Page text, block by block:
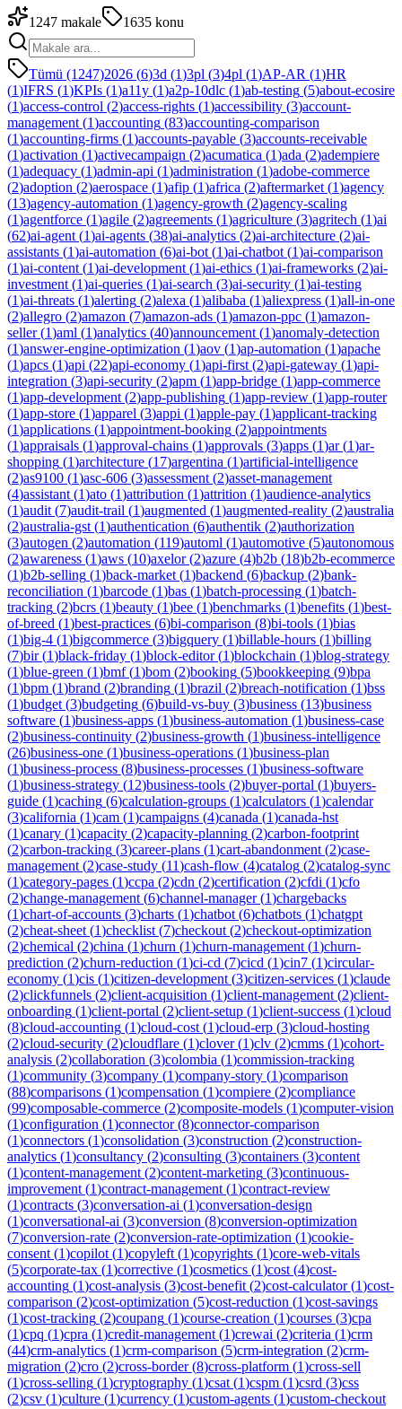
1247 makale 1635 konu
Tümü (1247)2026 (6)3d (1)3pl (3)4pl (1)AP-AR (1)HR
(1)IFRS (1)KPIs (1)a11y (1)a2p-10dlc (1)ab-testing (5)about-ecosire
(1)access-control (2)access-rights (1)accessibility (3)account-
management (1)accounting (83)accounting-comparison
(1)accounting-firms (1)accounts-payable (3)accounts-receivable
(1)activation (1)activecampaign (2)acumatica (1)ada (2)adempiere
(1)adequacy (1)admin-api (1)administration (1)adobe-commerce
(2)adoption (2)aerospace (1)afip (1)africa (2)aftermarket (1)agency
(13)agency-automation (1)agency-growth (2)agency-scaling
(1)agentforce (1)agile (2)agreements (1)agriculture (3)agritech (1)ai
(62)ai-agent (1)ai-agents (38)ai-analytics (2)ai-architecture (2)ai-
assistants (1)ai-automation (6)ai-bot (1)ai-chatbot (1)ai-comparison
(1)ai-content (1)ai-development (1)ai-ethics (1)ai-frameworks (2)ai-
investment (1)ai-queries (1)ai-search (3)ai-security (1)ai-testing
(1)ai-threats (1)alerting (2)alexa (1)alibaba (1)aliexpress (1)all-in-one
(2)allegro (2)amazon (7)amazon-ads (1)amazon-ppc (1)amazon-
seller(1)aml (1)analytics (40)announcement (1)anomaly-detection
(1)answer-engine-optimization (1)aov (1)ap-automation (1)apache
(1)apcs (1)api (22)api-economy (1)api-first (2)api-gateway (1)api-
integration (3)api-security (2)apm (1)app-bridge (1)app-commerce
(1)app-development (2)app-publishing (1)app-review (1)app-router
(1)app-store (1)apparel (3)appi (1)apple-pay (1)applicant-tracking
(1)applications (1)appointment-booking (2)appointments
(1)appraisals (1)approval-chains (1)approvals (3)apps (1)ar(1)ar-
shopping (1)architecture (17)argentina (1)artificial-intelligence
(2)as9100 (1)asc-606 (3)assessment (2)asset-management
(4)assistant (1)ato (1)attribution (1)attrition (1)audience-analytics
(1)audit (7)audit-trail (1)augmented (1)augmented-reality (2)australia
(2)australia-gst (1)authentication (6)authentik (2)authorization
(3)autogen (2)automation (119)automl (1)automotive (5)autonomous
(2)awareness (1)aws (10)axelor(2)azure (4)b2b (18)b2b-ecommerce
(1)b2b-selling (1)back-market (1)backend (6)backup (2)bank-
reconciliation (1)barcode (1)bas (1)batch-processing (1)batch-
tracking (2)bcrs (1)beauty (1)bee (1)benchmarks (1)benefits (1)best-
of-breed (1)best-practices (6)bi-comparison (8)bi-tools (1)bias
(1)big-4 (1)bigcommerce (3)bigquery (1)billable-hours (1)billing
(7)bir(1)black-friday (1)block-editor(1)blockchain (1)blog-strategy
(1)blue-green (1)bmf(1)bom (2)booking (5)bookkeeping (9)bpa
(1)bpm (1)brand (2)branding (1)brazil (2)breach-notification (1)bss
(1)budget (3)budgeting (6)build-vs-buy (3)business (13)business
software (1)business-apps (1)business-automation (1)business-case
(2)business-continuity (2)business-growth (1)business-intelligence
(26)business-one (1)business-operations (1)business-plan
(1)business-process (8)business-processes (1)business-software
(1)business-strategy (12)business-tools (2)buyer-portal (1)buyers-
guide (1)caching (6)calculation-groups (1)calculators (1)calendar
(3)california (1)cam (1)campaigns (4)canada (1)canada-hst
(1)canary (1)capacity (2)capacity-planning (2)carbon-footprint
(2)carbon-tracking (3)career-plans (1)cart-abandonment (2)case-
management (2)case-study (11)cash-flow (4)catalog (2)catalog-sync
(1)category-pages (1)ccpa (2)cdn (2)certification (2)cfdi (1)cfo
(2)change-management (6)channel-manager(1)chargebacks
(1)chart-of-accounts (3)charts (1)chatbot (6)chatbots (1)chatgpt
(2)cheat-sheet (1)checklist (7)checkout (2)checkout-optimization
(2)chemical (2)china (1)churn (1)churn-management (1)churn-
prediction (2)churn-reduction (1)ci-cd (7)cicd (1)cin7 (1)circular-
economy (1)cis (1)citizen-development (3)citizen-services (1)claude
(2)clickfunnels (2)client-acquisition (1)client-management (2)client-
onboarding (1)client-portal (2)client-setup (1)client-success (1)cloud
(8)cloud-accounting (1)cloud-cost (1)cloud-erp (3)cloud-hosting
(2)cloud-security (2)cloudflare (1)clover(1)clv (2)cmms (1)cohort-
analysis (2)collaboration (3)colombia (1)commission-tracking
(1)community (3)company (1)company-story (1)comparison
(88)comparisons (1)compensation (1)compiere (2)compliance
(99)composable-commerce (2)composite-models (1)computer-vision
(1)configuration (1)connector(8)connector-comparison
(1)connectors (1)consolidation (3)construction (2)construction-
analytics (1)consultancy (2)consulting (3)containers (3)content
(1)content-management (2)content-marketing (3)continuous-
improvement (1)contract-management (1)contract-review
(1)contracts (3)conversation-ai (1)conversation-design
(1)conversational-ai (3)conversion (8)conversion-optimization
(7)conversion-rate (2)conversion-rate-optimization (1)cookie-
consent (1)copilot (1)copyleft (1)copyrights (1)core-web-vitals
(5)corporate-tax (1)corrective (1)cosmetics (1)cost (4)cost-
accounting (1)cost-analysis (3)cost-benefit (2)cost-calculator(1)cost-
comparison (2)cost-optimization (5)cost-reduction (1)cost-savings
(1)cost-tracking (2)coupang (1)course-creation (1)courses (3)cpa
(1)cpq (1)cpra (1)credit-management (1)crewai (2)criteria (1)crm
(44)crm-analytics (1)crm-comparison (5)crm-integration (2)crm-
migration (2)cro (2)cross-border(8)cross-platform (1)cross-sell
(1)cross-selling (1)cryptography (1)csat (1)cspm (1)csrd (3)css
(2)csv (1)culture (1)currency (1)custom-agents (1)custom-checkout